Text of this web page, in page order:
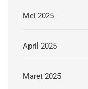
Mei 2025
April 2025
Maret 2025